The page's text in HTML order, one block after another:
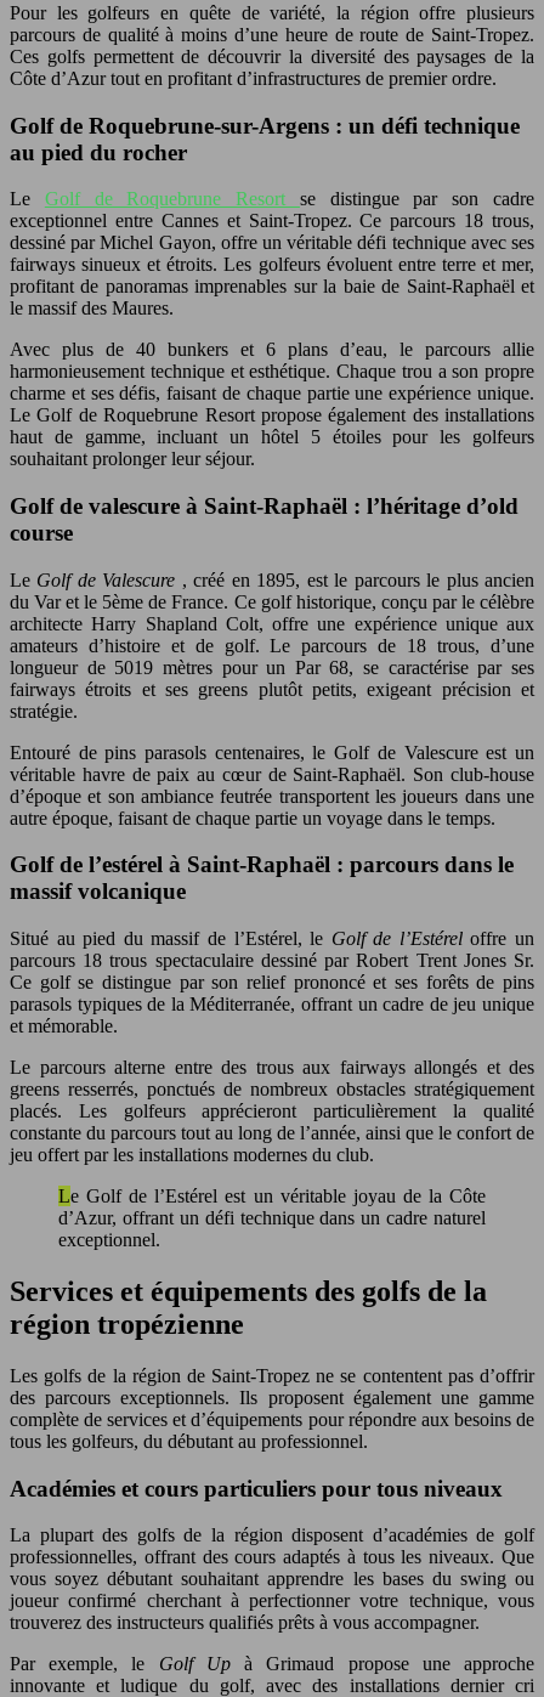
Pour les golfeurs en quête de variété, la région offre plusieurs
parcours de qualité à moins d’une heure de route de Saint-Tropez.
Ces golfs permettent de découvrir la diversité des paysages de la
Côte d’Azur tout en profitant d’infrastructures de premier ordre.
Golf de Roquebrune-sur-Argens : un défi technique
au pied du rocher
Le Golf de Roquebrune Resort se distingue par son cadre
exceptionnel entre Cannes et Saint-Tropez. Ce parcours 18 trous,
dessiné par Michel Gayon, offre un véritable défi technique avec ses
fairways sinueux et étroits. Les golfeurs évoluent entre terre et mer,
profitant de panoramas imprenables sur la baie de Saint-Raphaël et
le massif des Maures.
Avec plus de 40 bunkers et 6 plans d’eau, le parcours allie
harmonieusement technique et esthétique. Chaque trou a son propre
charme et ses défis, faisant de chaque partie une expérience unique.
Le Golf de Roquebrune Resort propose également des installations
haut de gamme, incluant un hôtel 5 étoiles pour les golfeurs
souhaitant prolonger leur séjour.
Golf de valescure à Saint-Raphaël : l’héritage d’old
course
Le Golf de Valescure , créé en 1895, est le parcours le plus ancien
du Var et le 5ème de France. Ce golf historique, conçu par le célèbre
architecte Harry Shapland Colt, offre une expérience unique aux
amateurs d’histoire et de golf. Le parcours de 18 trous, d’une
longueur de 5019 mètres pour un Par 68, se caractérise par ses
fairways étroits et ses greens plutôt petits, exigeant précision et
stratégie.
Entouré de pins parasols centenaires, le Golf de Valescure est un
véritable havre de paix au cœur de Saint-Raphaël. Son club-house
d’époque et son ambiance feutrée transportent les joueurs dans une
autre époque, faisant de chaque partie un voyage dans le temps.
Golf de l’estérel à Saint-Raphaël : parcours dans le
massif volcanique
Situé au pied du massif de l’Estérel, le Golf de l’Estéreloffre un
parcours 18 trous spectaculaire dessiné par Robert Trent Jones Sr.
Ce golf se distingue par son relief prononcé et ses forêts de pins
parasols typiques de la Méditerranée, offrant un cadre de jeu unique
et mémorable.
Le parcours alterne entre des trous aux fairways allongés et des
greens resserrés, ponctués de nombreux obstacles stratégiquement
placés. Les golfeurs apprécieront particulièrement la qualité
constante du parcours tout au long de l’année, ainsi que le confort de
jeu offert par les installations modernes du club.
Le Golf de l’Estérel est un véritable joyau de la Côte
d’Azur, offrant un défi technique dans un cadre naturel
exceptionnel.
Services et équipements des golfs de la
région tropézienne
Les golfs de la région de Saint-Tropez ne se contentent pas d’offrir
des parcours exceptionnels. Ils proposent également une gamme
complète de services et d’équipements pour répondre aux besoins de
tous les golfeurs, du débutant au professionnel.
Académies et cours particuliers pour tous niveaux
La plupart des golfs de la région disposent d’académies de golf
professionnelles, offrant des cours adaptés à tous les niveaux. Que
vous soyez débutant souhaitant apprendre les bases du swing ou
joueur confirmé cherchant à perfectionner votre technique, vous
trouverez des instructeurs qualifiés prêts à vous accompagner.
Par exemple, le Golf Upà Grimaud propose une approche
innovante et ludique du golf, avec des installations dernier cri